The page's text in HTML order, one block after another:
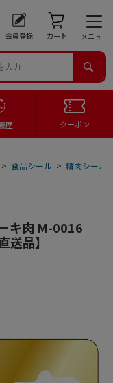
会員登録 カート メニュー
歴 クーポン
> 食品シール > 精肉シール
キ肉 M-0016
品】